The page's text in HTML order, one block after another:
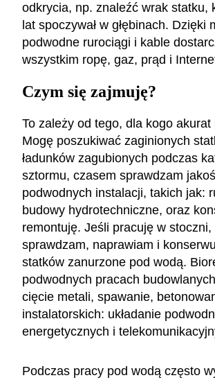
odkrycia, np. znaleźć wrak statku,
lat spoczywał w głębinach. Dzięki
podwodne rurociągi i kable
wszystkim ropę, gaz, prąd i
Czym się zajmuję?
To zależy od tego, dla kogo akurat
Mogę poszukiwać zaginionych
ładunków zagubionych podczas
sztormu, czasem sprawdzam
podwodnych instalacji, takich jak:
budowy hydrotechniczne, oraz
remontuję. Jeśli pracuję w stoczni,
sprawdzam, naprawiam i
statków zanurzone pod wodą.
podwodnych pracach
cięcie metali, spawanie,
instalatorskich: układanie
energetycznych i
Podczas pracy pod wodą często